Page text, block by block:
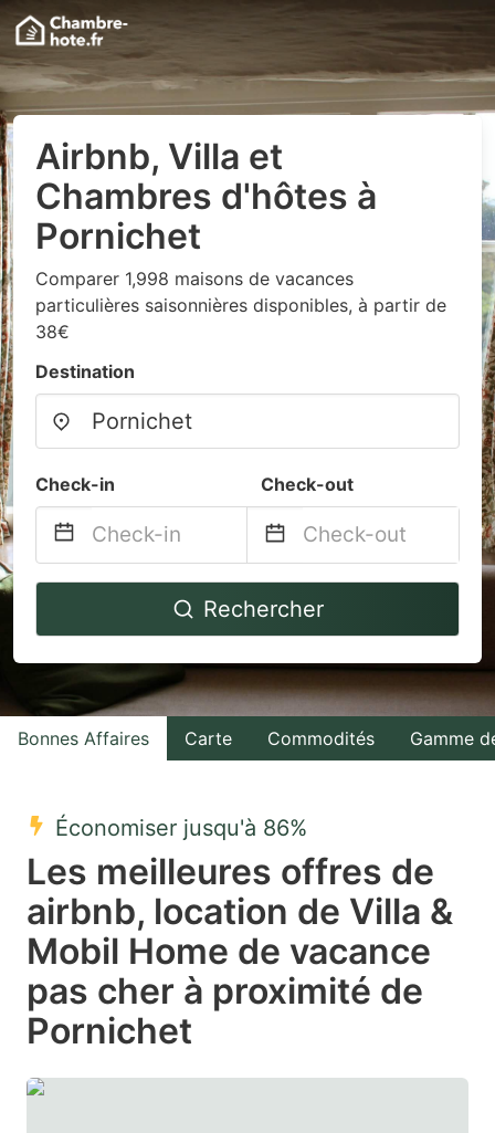
Airbnb, Villa et
Chambres d'hôtes à
Pornichet
Comparer 1,998 maisons de vacances
particulières saisonnières disponibles, à partir de
38€
Destination
Check-in Check-out
Navigate
to
interact
with
the
select
date.
Press
the
question
mark
key
Navigate
backward
to
interact
with
the
select
a
date.
Press
the
question
key
Rechercher
Bonnes Affaires Carte Commodités Gamme
Économiser jusqu'à 86%
Les meilleures offres de
airbnb, location de Villa &
Mobil Home de vacance
pas cher à proximité de
Pornichet